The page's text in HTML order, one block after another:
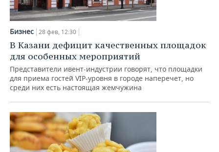
Бизнес 28 фев, 12:30
В Казани дефицит качественных площадок
для особенных мероприятий
Представители ивент-индустрии говорят, что площадки
для приема гостей VIP-уровня в городе наперечет, но
среди них есть настоящая жемчужина